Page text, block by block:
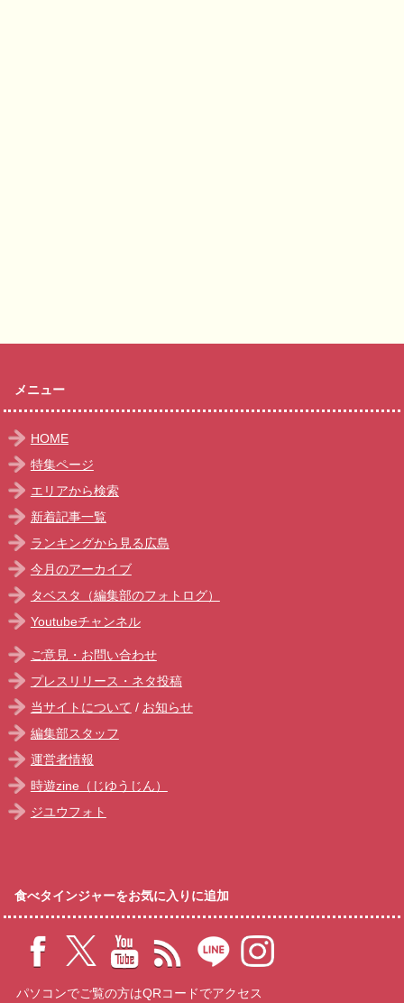
メニュー
HOME
特集ページ
エリアから検索
新着記事一覧
ランキングから見る広島
今月のアーカイブ
タベスタ（編集部のフォトログ）
Youtubeチャンネル
ご意見・お問い合わせ
プレスリリース・ネタ投稿
当サイトについて / お知らせ
編集部スタッフ
運営者情報
時遊zine（じゆうじん）
ジユウフォト
食べタインジャーをお気に入りに追加
パソコンでご覧の方はQRコードでアクセス